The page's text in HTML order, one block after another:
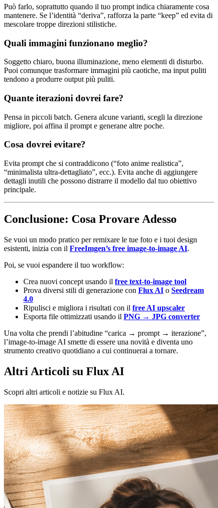
Può farlo, soprattutto quando il tuo prompt indica chiaramente cosa
mantenere. Se l’identità “deriva”, rafforza la parte “keep” ed evita di
mescolare troppe direzioni stilistiche.
Quali immagini funzionano meglio?
Soggetto chiaro, buona illuminazione, meno elementi di disturbo.
Puoi comunque trasformare immagini più caotiche, ma input puliti
tendono a produrre output più puliti.
Quante iterazioni dovrei fare?
Pensa in piccoli batch. Genera alcune varianti, scegli la direzione
migliore, poi affina il prompt e generane altre poche.
Cosa dovrei evitare?
Evita prompt che si contraddicono (“foto anime realistica”,
“minimalista ultra-dettagliato”, ecc.). Evita anche di aggiungere
dettagli inutili che possono distrarre il modello dal tuo obiettivo
principale.
Conclusione: Cosa Provare Adesso
Se vuoi un modo pratico per remixare le tue foto e i tuoi design
esistenti, inizia con il FreeImgen’s free image-to-image AI.
Poi, se vuoi espandere il tuo workflow:
Crea nuovi concept usando il free text-to-image tool
Prova diversi stili di generazione con Flux AI o Seedream
4.0
Ripulisci e migliora i risultati con il free AI upscaler
Esporta file ottimizzati usando il PNG → JPG converter
Una volta che prendi l’abitudine “carica → prompt → iterazione”,
l’image-to-image AI smette di essere una novità e diventa uno
strumento creativo quotidiano a cui continuerai a tornare.
Altri Articoli su Flux AI
Scopri altri articoli e notizie su Flux AI.